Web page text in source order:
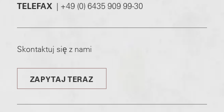
TELEFAX | +49 (0) 6435 909 99-30
Skontaktuj się z nami
ZAPYTAJ TERAZ